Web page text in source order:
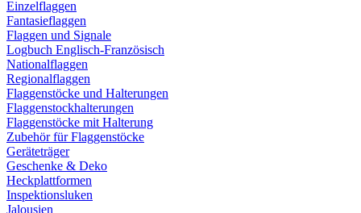
Einzelflaggen
Fantasieflaggen
Flaggen und Signale
Logbuch Englisch-Französisch
Nationalflaggen
Regionalflaggen
Flaggenstöcke und Halterungen
Flaggenstockhalterungen
Flaggenstöcke mit Halterung
Zubehör für Flaggenstöcke
Geräteträger
Geschenke & Deko
Heckplattformen
Inspektionsluken
Jalousien